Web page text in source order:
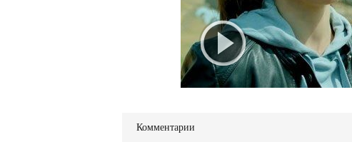
Комментарии